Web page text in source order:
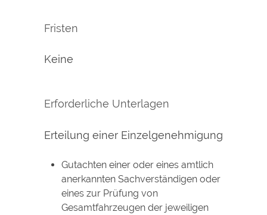
Fristen
Keine
Erforderliche Unterlagen
Erteilung einer Einzelgenehmigung
Gutachten einer oder eines amtlich
anerkannten Sachverständigen oder
eines zur Prüfung von
Gesamtfahrzeugen der jeweiligen